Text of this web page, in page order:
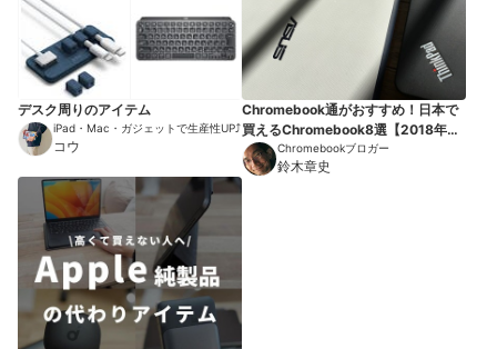
デスク周りのアイテム
iPad・Mac・ガジェットで生産性UP⤴︎
コウ
Chromebook通がおすすめ！日本で
買えるChromebook8選【2018年
版】
Chromebookブロガー
鈴木章史